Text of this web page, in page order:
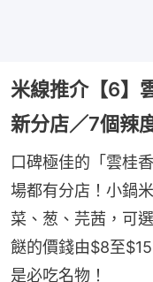
米線推介【6】
新分店／7個辣
口碑極佳的「雲桂
場都有分店！小鍋
菜、葱、芫茜，可
餸的價錢由$8至
是必吃名物！